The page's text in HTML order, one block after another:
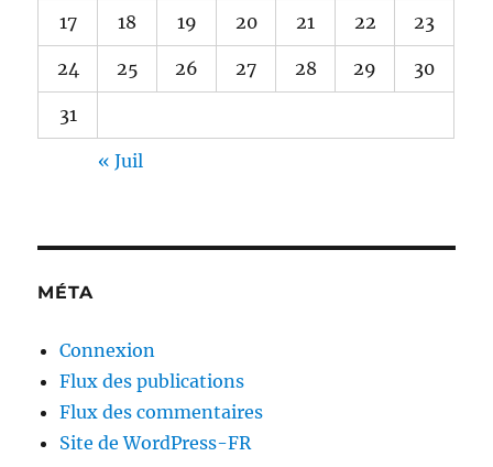
17 18 19 20 21 22 23
24 25 26 27 28 29 30
31
« Juil
MÉTA
Connexion
Flux des publications
Flux des commentaires
Site de WordPress-FR